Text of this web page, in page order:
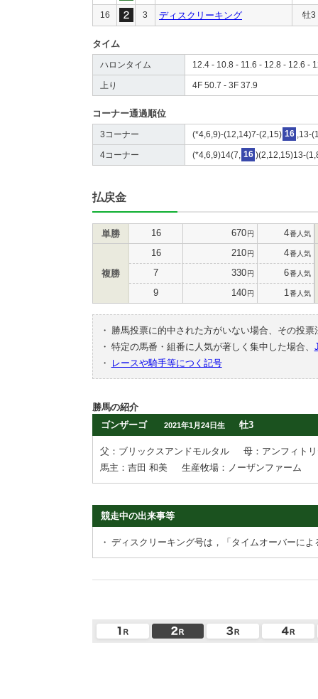
16 3 ディスクリーキング 牡3
タイム
ハロンタイム 12.4 - 10.8 - 11.6 - 12.8 - 12.6 -
上り 4F 50.7 - 3F 37.9
コーナー通過順位
3コーナー (*4,6,9)-(12,14)7-(2,15) 16 ,13-
4コーナー (*4,6,9)14(7, 16 )(2,12,15)13-
払戻金
単勝 16 670円 4番人気
複勝
16 210円 4番人気
7 330円 6番人気
9 140円 1 番人気
・
勝馬投票に的中された方がいない場合、その投
・ 特定の馬番・組番に人気が著しく集中した場合、
・
レースや騎手等につく記号
勝馬の紹介
ゴンザーゴ
2021年1月24日生 牡3
父：ブリックスアンドモルタル
母：アンフィト
馬主：吉田 和美
生産牧場：ノーザンファーム
競走中の出来事等
・ ディスクリーキング号は，「タイムオーバーに